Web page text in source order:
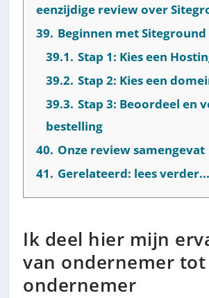
eenzijdige review over
39. Beginnen met Siteground
39.1. Stap 1: Kies een
39.2. Stap 2: Kies een
39.3. Stap 3: Beoordeel en
bestelling
40. Onze review samengevat
41. Gerelateerd: lees verder...
Ik deel hier mijn
van ondernemer tot
ondernemer